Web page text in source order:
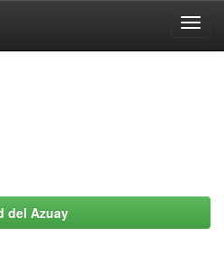
del Azuay